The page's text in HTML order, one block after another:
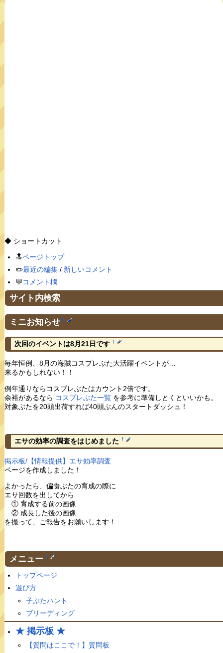
◆ ショートカット
🔝ページトップ
✏️最近の編集/ 新しいコメント
💬コメント欄
サイト内検索
ミニお知らせ †
次回のイベントは8月21日です †
毎年恒例、8月の海賊コスプレぶた大活躍イベントが…
来るかもしれない！！
例年通りならコスプレぶたはカウント2倍です。
余裕があるなら コスプレぶた一覧を参考に準備しとくといいかも。
対象ぶたを20頭出荷すれば40頭ぶんのスタートダッシュ！
エサの効率の調査をはじめました †
掲示板/【情報提供】エサ効率調査
ページを作成しました！
よかったら、偏食ぶたの育成の際に
エサ回数を出してから
① 育成する前の画像
② 成長した後の画像
を撮って、ご報告をお願いします！
メニュー †
トップページ
遊び方
子ぶたハント
ブリーディング
★ 掲示板 ★
【質問はここで！】質問板